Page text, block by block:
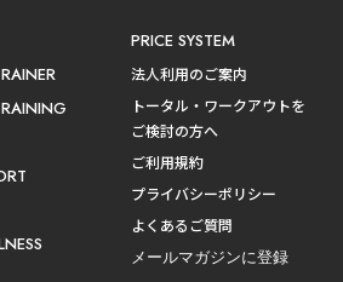
PRICE SYSTEM
法人利用のご案内
トータル・ワークアウトを
ご検討の方へ
ご利用規約
プライバシーポリシー
よくあるご質問
メールマガジンに登録